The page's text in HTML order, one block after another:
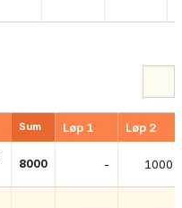
Sum Løp 1 Løp 2
8000 - 1000